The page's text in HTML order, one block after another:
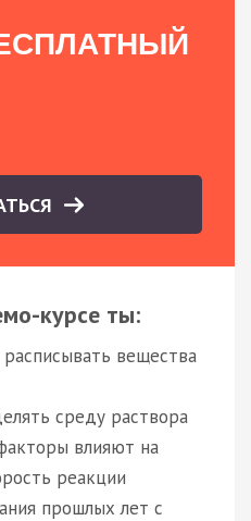
курсе ты:
вещества
среду раствора
влияют на
реакции
прошлых лет с